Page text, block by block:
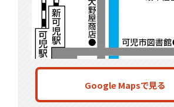
Google Mapsで見る